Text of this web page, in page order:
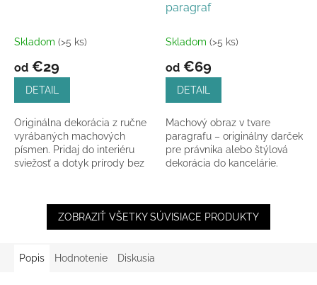
Skladom (>5 ks)
od €29
DETAIL
Originálna dekorácia z ručne
vyrábaných machových
písmen. Pridaj do interiéru
sviežosť a dotyk prírody bez
paragraf
Skladom (>5 ks)
od €69
DETAIL
Machový obraz v tvare
paragrafu – originálny darček
pre právnika alebo štýlová
dekorácia do kancelárie.
ZOBRAZIŤ VŠETKY SÚVISIACE PRODUKTY
Popis Hodnotenie Diskusia